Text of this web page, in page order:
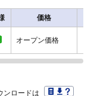
価格
オープン価格
ンロードは